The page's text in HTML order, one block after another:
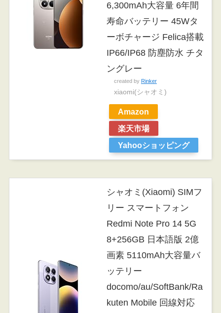
6,300mAh大容量 6年間
寿命バッテリー 45Wタ
ーボチャージ Felica搭載
IP66/IP68 防塵防水 チタ
ングレー
created by Rinker
xiaomi(シャオミ)
Amazon
楽天市場
Yahooショッピング
シャオミ(Xiaomi) SIMフ
リー スマートフォン
Redmi Note Pro 14 5G
8+256GB 日本語版 2億
画素 5110mAh大容量バ
ッテリー
docomo/au/SoftBank/Ra
kuten Mobile 回線対応